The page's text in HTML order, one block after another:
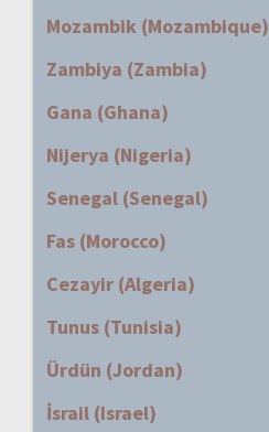
Mozambik (Mozambique)
Zambiya (Zambia)
Gana (Ghana)
Nijerya (Nigeria)
Senegal (Senegal)
Fas (Morocco)
Cezayir (Algeria)
Tunus (Tunisia)
Ürdün (Jordan)
İsrail (Israel)